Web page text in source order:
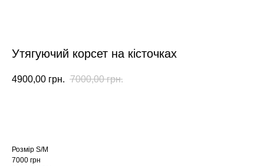
Утягуючий корсет на кісточках
4900,00 грн. 7000,00 грн.
Розмір S/М
7000 грн